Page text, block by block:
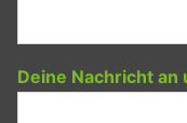
Deine Nachricht an